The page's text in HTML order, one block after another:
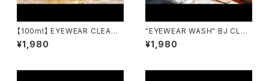
【100ml】 EYEWEAR CLEANE
R アイウェアクリーナー emw /
eyewear maintenance wor
¥1,980
"EYEWEAR WASH" BJ CLAS
SIC COLLECTION くもり止め
クリーナー アイウェアウォッシュ
¥1,980